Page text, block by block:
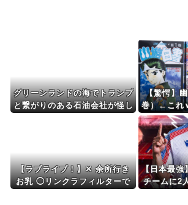
Powered by livedoor 相互RSS
グリーンランドの海でトランプ
と繋がりのある石油会社が怪し
【驚愕】
巻）←これ
ｗｗ
【ラブライブ！】✕ 余所行き
お乳 ◯リンクラフィルターで
【日本最強
チームに2